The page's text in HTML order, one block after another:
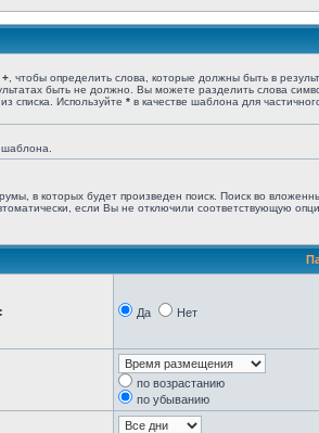
+ , чтобы определить слова, которые должны быть в
быть не должно. Вы можете разделить слова
списка. Используйте * в качестве шаблона для
шаблона.
в которых будет произведен поиск. Поиск во
если Вы не отключили соответствующую
Да Нет
по возрастанию
по убыванию